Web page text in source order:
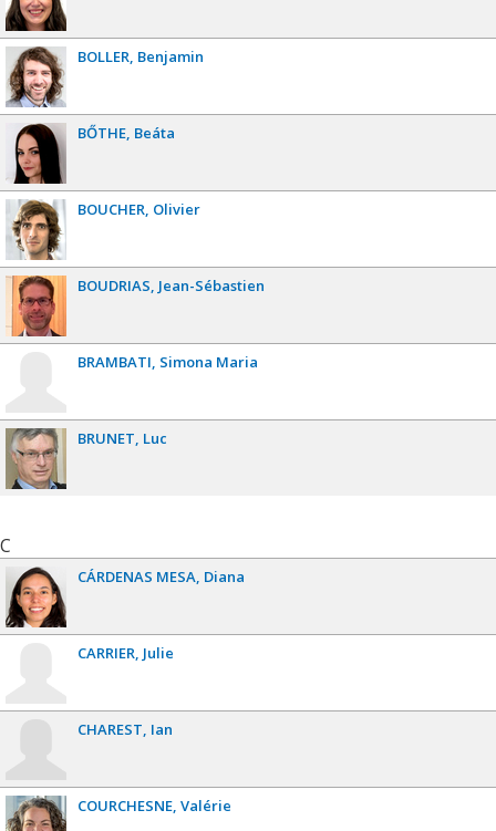
BOLLER Benjamin
BŐTHE Beáta
BOUCHER Olivier
BOUDRIAS Jean-Sébastien
BRAMBATI Simona Maria
BRUNET Luc
C
CÁRDENAS MESA Diana
CARRIER Julie
CHAREST Ian
COURCHESNE Valérie